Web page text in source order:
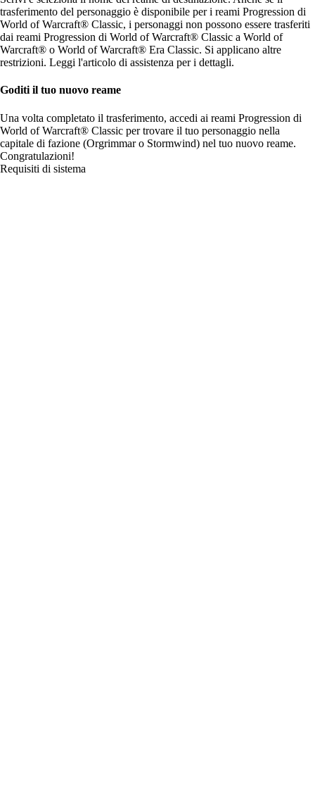
trasferimento del personaggio è disponibile per i reami Progression di
World of Warcraft® Classic, i personaggi non possono essere trasferiti
dai reami Progression di World of Warcraft® Classic a World of
Warcraft® o World of Warcraft® Era Classic. Si applicano altre
restrizioni. Leggi l'articolo di assistenza per i dettagli.
Goditi il tuo nuovo reame
Una volta completato il trasferimento, accedi ai reami Progression di
World of Warcraft® Classic per trovare il tuo personaggio nella
capitale di fazione (Orgrimmar o Stormwind) nel tuo nuovo reame.
Congratulazioni!
Requisiti di sistema